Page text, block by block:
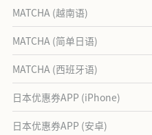
MATCHA (越南语)
MATCHA (简单日语)
MATCHA (西班牙语)
日本优惠券APP (iPhone)
日本优惠券APP (安卓)